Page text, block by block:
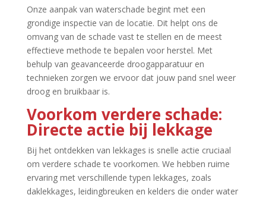
Onze aanpak van waterschade begint met een
grondige inspectie van de locatie.​ Dit helpt ons de
omvang van de schade vast te stellen en de meest
effectieve methode te bepalen voor herstel.​ Met
behulp van geavanceerde droogapparatuur en
technieken zorgen we ervoor dat jouw pand snel weer
droog en bruikbaar is.​
Voorkom verdere schade:
Directe actie bij lekkage
Bij het ontdekken van lekkages is snelle actie cruciaal
om verdere schade te voorkomen.​ We hebben ruime
ervaring met verschillende typen lekkages, zoals
daklekkages, leidingbreuken en kelders die onder water